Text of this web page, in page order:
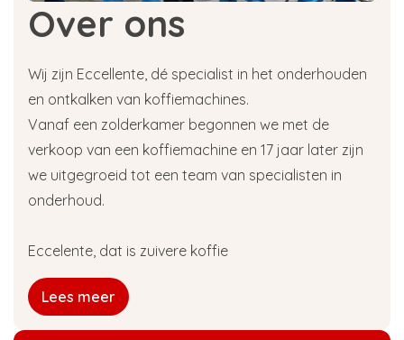
Over ons
Wij zijn Eccellente, dé specialist in het onderhouden
en ontkalken van koffiemachines.
Vanaf een zolderkamer begonnen we met de
verkoop van een koffiemachine en 17 jaar later zijn
we uitgegroeid tot een team van specialisten in
onderhoud.
Eccelente, dat is zuivere koffie
Lees meer